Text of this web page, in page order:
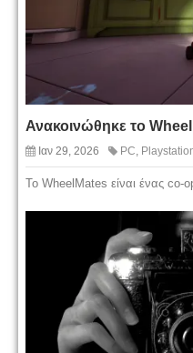
Ανακοινώθηκε το
Ιαν 29, 2026 PC,
Το WheelMates είναι ένας co-